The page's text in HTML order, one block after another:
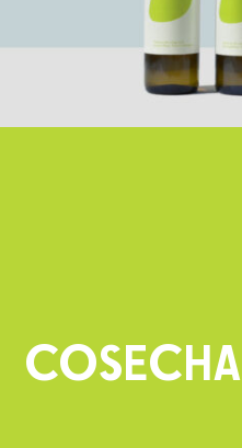
COSECHA